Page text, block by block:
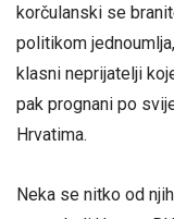
korčulanski se
politikom
klasni neprijatelji
pak prognani po
Hrvatima.
Neka se nitko od